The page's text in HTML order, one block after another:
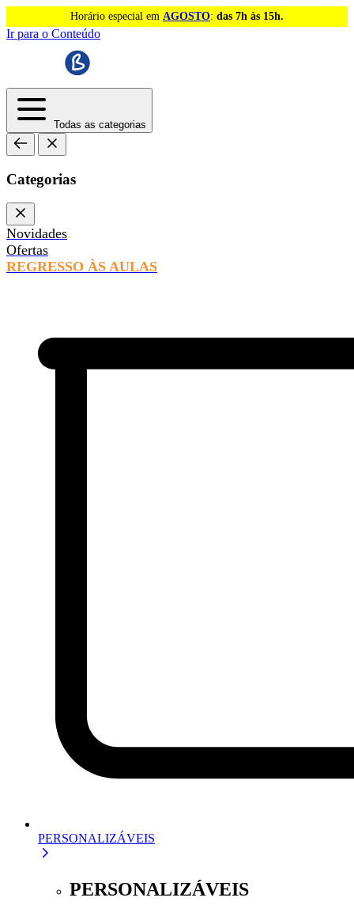
Horário especial em AGOSTO: das 7h às 15h.
Ir para o Conteúdo
Todas as categorias
Categorias
Novidades
Ofertas
REGRESSO ÀS AULAS
PERSONALIZÁVEIS
PERSONALIZÁVEIS